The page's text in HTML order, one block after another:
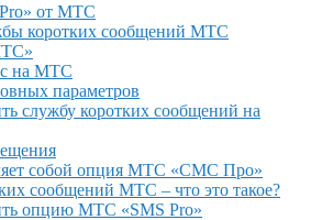
от МТС
коротких сообщений МТС
на МТС
параметров
службу коротких сообщений на
собой опция МТС «СМС Про»
сообщений МТС – что это такое?
опцию МТС «SMS Pro»